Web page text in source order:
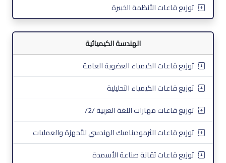
توزيع قاعات الأنظمة الخبيرة
الهندسة الكيميائية
توزيع قاعات الكيمياء العضوية العامة
توزيع قاعات الكيمياء التحليلية
توزيع قاعات مهارات اللغة العربية /2/
توزيع قاعات الثرموديناميك الهندسي للأجهزة والعمليات
توزيع قاعات تقانة صناعة الأسمدة